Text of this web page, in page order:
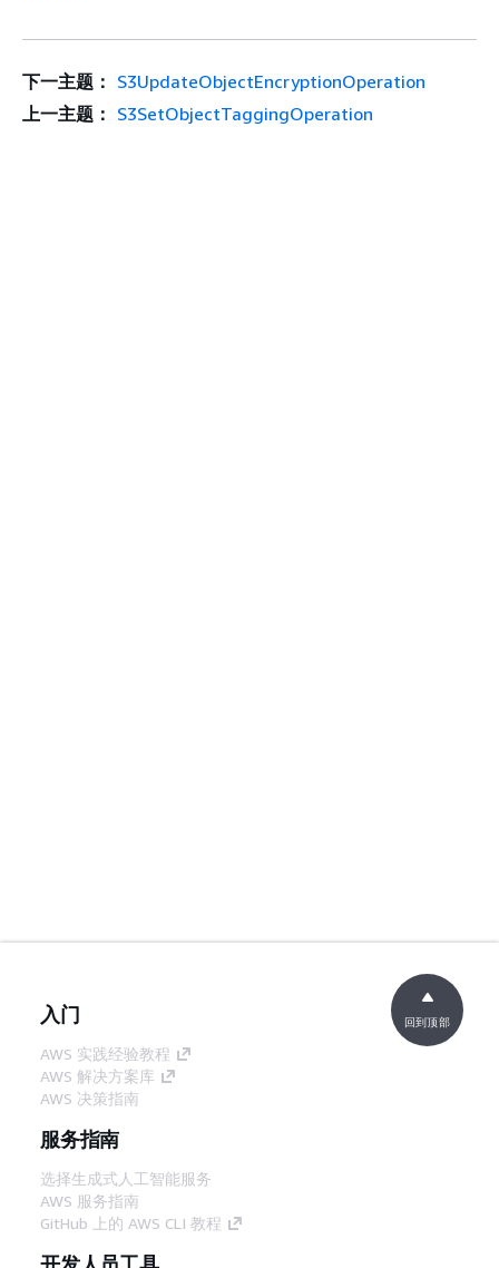
下一主题： S3UpdateObjectEncryptionOperation
上一主题： S3SetObjectTaggingOperation
入门
AWS 实践经验教程
AWS 解决方案库
AWS 决策指南
服务指南
选择生成式人工智能服务
AWS 服务指南
GitHub 上的 AWS CLI 教程
回到顶部